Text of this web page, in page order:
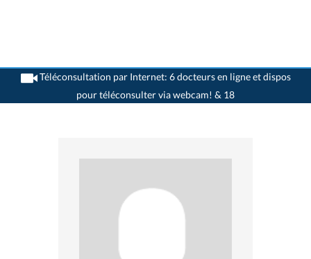
Téléconsultation par Internet: 6 docteurs en ligne et dispos
pour téléconsulter via webcam! & 18
>Dentistes>Kloten>Dr. Urban Michael Rieser>Rendez-vous avec Dr. Urban-